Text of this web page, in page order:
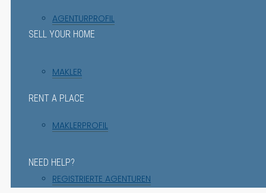
AGENTURPROFIL
MAKLER
MAKLERPROFIL
REGISTRIERTE AGENTUREN
SELL YOUR HOME
RENT A PLACE
NEED HELP?